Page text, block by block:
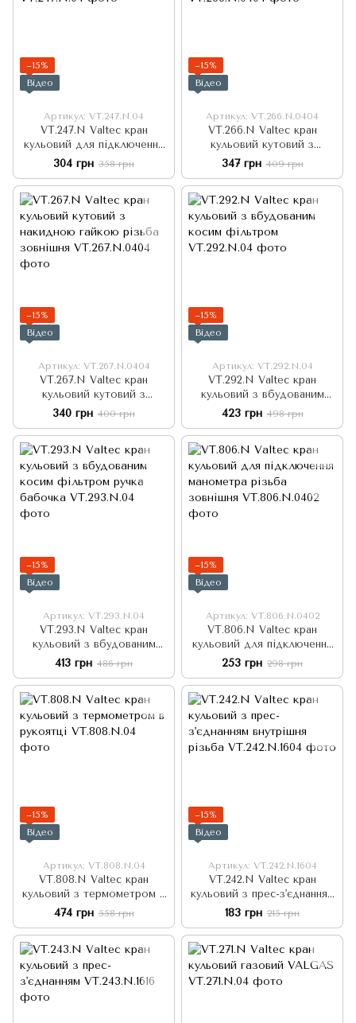
−15%
Відео
Артикул: VT.247.N.04
VT.247.N Valtec кран
кульовий для підключення
датчика температури
304 грн 358 грн
−15%
Відео
Артикул: VT.266.N.0404
VT.266.N Valtec кран
кульовий кутовий з
накидною гайкою
347 грн 409 грн
−15%
Відео
Артикул: VT.267.N.0404
VT.267.N Valtec кран
кульовий кутовий з
накидною гайкою різьба
зовнішня
340 грн 400 грн
−15%
Відео
Артикул: VT.292.N.04
VT.292.N Valtec кран
кульовий з вбудованим
косим фільтром
423 грн 498 грн
−15%
Відео
Артикул: VT.293.N.04
VT.293.N Valtec кран
кульовий з вбудованим
косим фільтром ручка
бабочка
413 грн 486 грн
−15%
Відео
Артикул: VT.806.N.0402
VT.806.N Valtec кран
кульовий для підключення
манометра різьба зовнішня
253 грн 298 грн
−15%
Відео
Артикул: VT.808.N.04
VT.808.N Valtec кран
кульовий з термометром в
рукоятці
474 грн 558 грн
−15%
Відео
Артикул: VT.242.N.1604
VT.242.N Valtec кран
кульовий з прес-з'єднанням
внутрішня різьба
183 грн 215 грн